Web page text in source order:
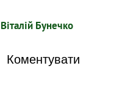
Віталій Бунечко
Коментувати